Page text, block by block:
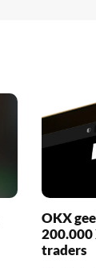
OKX
200.000
traders